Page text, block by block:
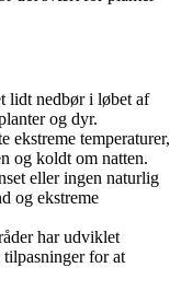
lidt nedbør i løbet af
og dyr.
ekstreme temperaturer,
og koldt om natten.
eller ingen naturlig
og ekstreme
har udviklet
for at